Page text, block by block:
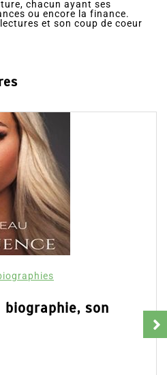
chacun ayant ses
ou encore la finance.
et son coup de coeur
biographie, son